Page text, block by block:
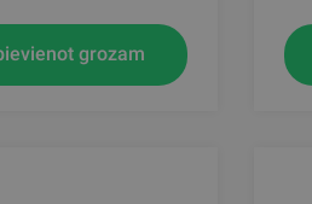
grozam